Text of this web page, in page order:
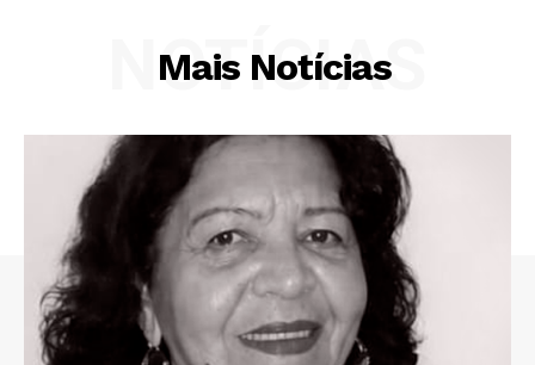
Mais Notícias
NOTÍCIAS